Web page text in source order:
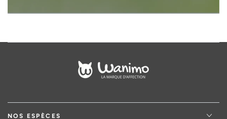
NOS ESPÈCES